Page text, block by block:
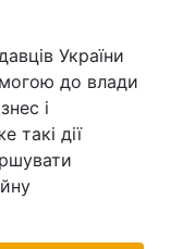
України
до влади
і
такі дії